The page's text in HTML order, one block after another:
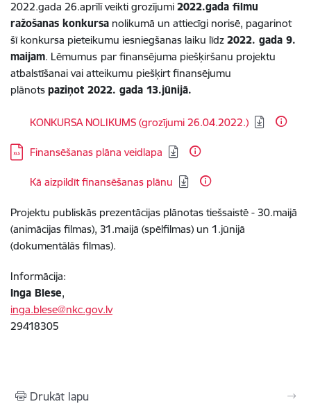
2022.gada 26.aprīlī veikti grozījumi 2022.gada filmu
ražošanas konkursa nolikumā un attiecīgi norisē, pagarinot
šī konkursa pieteikumu iesniegšanas laiku līdz 2022. gada 9.
maijam. Lēmumus par finansējuma piešķiršanu projektu
atbalstīšanai vai atteikumu piešķirt finansējumu
plānots paziņot 2022. gada 13.jūnijā.
Lejupielādēt:
KONKURSA NOLIKUMS (grozījumi 26.04.2022.)
Lejupielādēt:
Finansēšanas plāna veidlapa
Lejupielādēt:
Kā aizpildīt finansēšanas plānu
Projektu publiskās prezentācijas plānotas tiešsaistē - 30.maijā
(animācijas filmas), 31.maijā (spēlfilmas) un 1.jūnijā
(dokumentālās filmas).
Informācija:
Inga Blese,
inga.blese@nkc.gov.lv
29418305
Drukāt lapu